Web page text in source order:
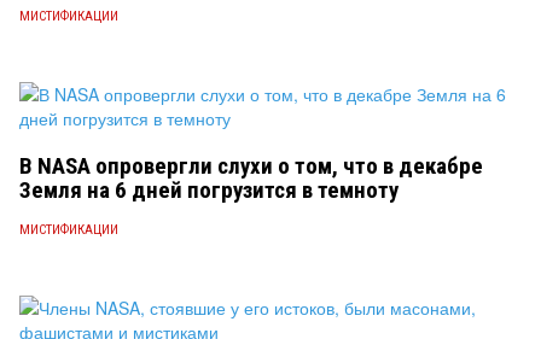
МИСТИФИКАЦИИ
В NASA опровергли слухи о том, что в декабре
Земля на 6 дней погрузится в темноту
МИСТИФИКАЦИИ